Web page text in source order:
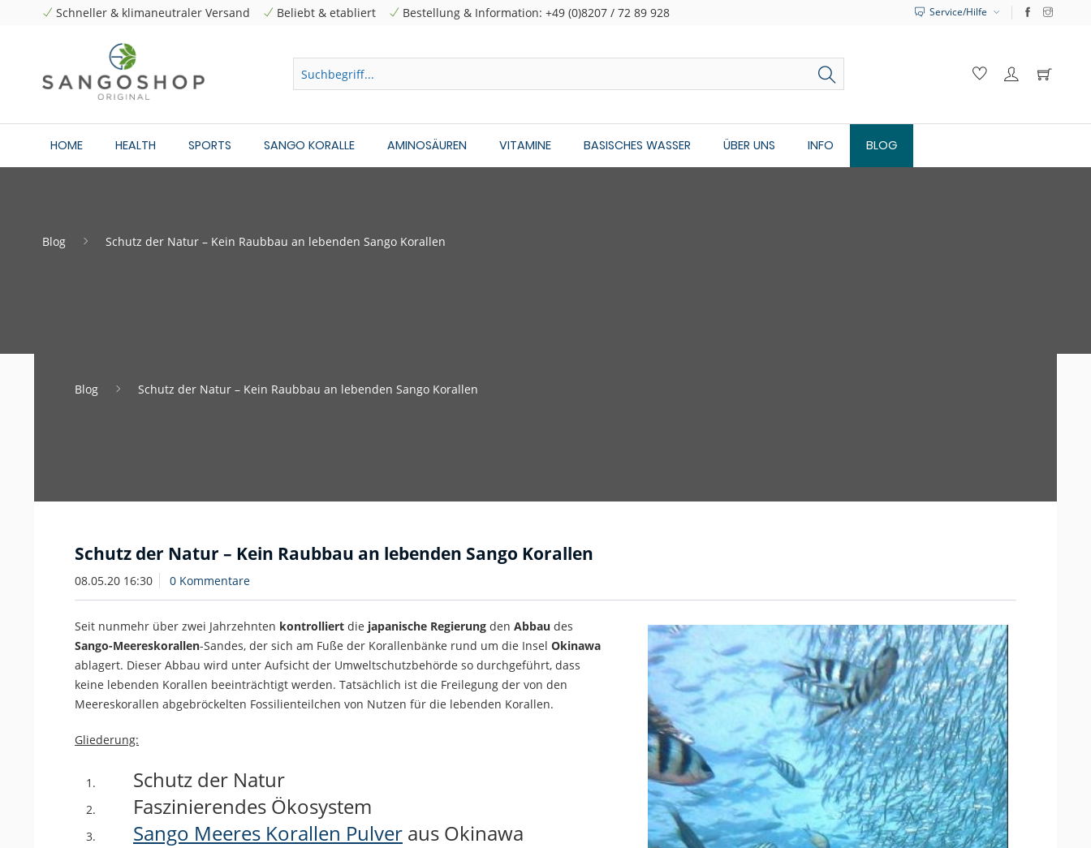
Schneller & klimaneutraler Versand Beliebt & etabliert Bestellung & Information: +49 (0)8207 / 72 89 928 Service/Hilfe
HOME HEALTH SPORTS SANGO KORALLE AMINOSÄUREN VITAMINE BASISCHES WASSER ÜBER UNS INFO BLOG
Blog Schutz der Natur – Kein Raubbau an lebenden Sango Korallen
Blog Schutz der Natur – Kein Raubbau an lebenden Sango Korallen
Schutz der Natur – Kein Raubbau an lebenden Sango Korallen
08.05.20 16:30 0 Kommentare
Seit nunmehr über zwei Jahrzehnten kontrolliert die japanische Regierung den Abbau des
Sango-Meereskorallen-Sandes, der sich am Fuße der Korallenbänke rund um die Insel Okinawa
ablagert. Dieser Abbau wird unter Aufsicht der Umweltschutzbehörde so durchgeführt, dass
keine lebenden Korallen beeinträchtigt werden. Tatsächlich ist die Freilegung der von den
Meereskorallen abgebröckelten Fossilienteilchen von Nutzen für die lebenden Korallen.
Gliederung:
Schutz der Natur
Faszinierendes Ökosystem
Sango Meeres Korallen Pulver aus Okinawa